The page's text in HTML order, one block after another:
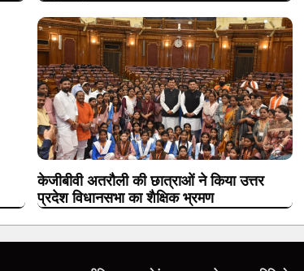
केजीबीवी अतरौली की छात्राओं ने किया उत्तर
प्रदेश विधानसभा का शैक्षिक भ्रमण